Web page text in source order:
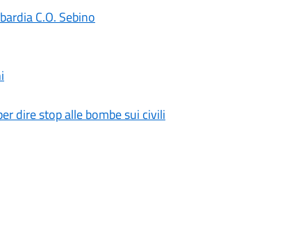
C.O. Sebino
dire stop alle bombe sui civili